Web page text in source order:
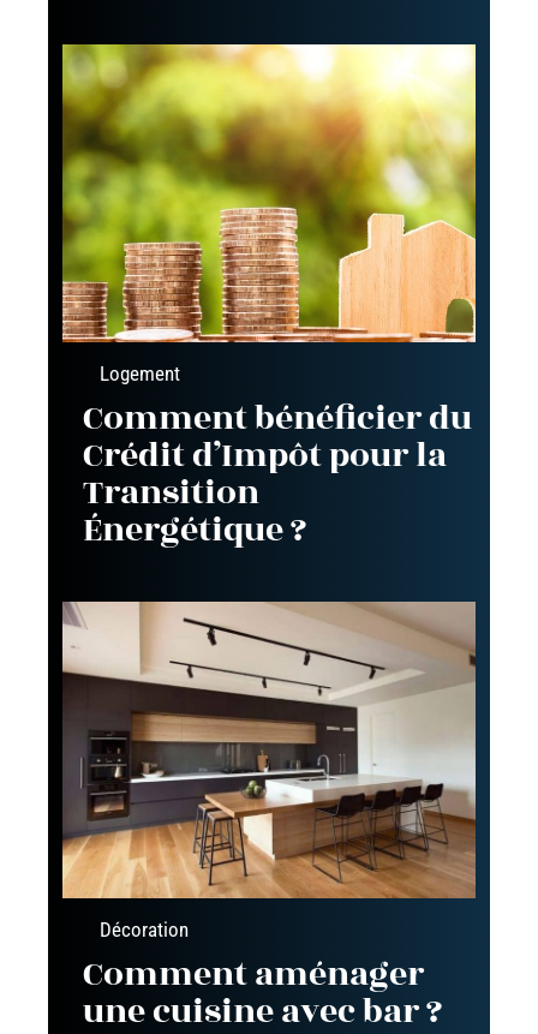
Logement
Comment bénéficier du
Crédit d’Impôt pour la
Transition
Énergétique ?
Décoration
Comment aménager
une cuisine avec bar ?